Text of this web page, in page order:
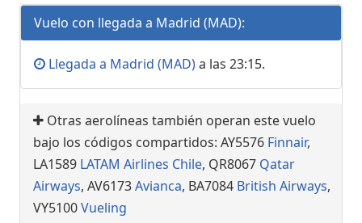
Vuelo con llegada a Madrid (MAD):
Llegada a Madrid (MAD)a las 23:15.
Otras aerolíneas también operan este vuelo
bajo los códigos compartidos: AY5576 Finnair,
LA1589 LATAM Airlines Chile, QR8067 Qatar
Airways, AV6173Avianca, BA7084 British Airways,
VY5100Vueling